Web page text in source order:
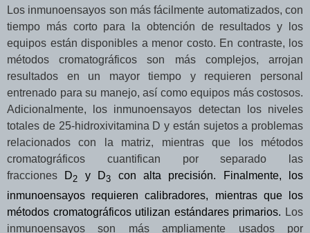
Los inmunoensayos son más fácilmente automatizados, con
tiempo más corto para la obtención de resultados y los
equipos están disponibles a menor costo. En contraste, los
métodos cromatográficos son más complejos, arrojan
resultados en un mayor tiempo y requieren personal
entrenado para su manejo, así como equipos más costosos.
Adicionalmente, los inmunoensayos detectan los niveles
totales de 25-hidroxivitamina D y están sujetos a problemas
relacionados con la matriz, mientras que los métodos
cromatográficos cuantifican por separado las
fracciones D2 y D3 con alta precisión. Finalmente, los
inmunoensayos requieren calibradores, mientras que los
métodos cromatográficos utilizan estándares primarios. Los
inmunoensayos son más ampliamente usados por